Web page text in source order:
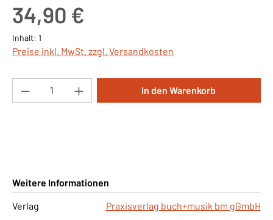
34,90 €
Inhalt: 1
Preise inkl. MwSt. zzgl. Versandkosten
Produkt Anzahl: Gib den gewünschten
In den Warenkorb
Weitere Informationen
Verlag
Praxisverlag buch+musik bm gGmbH